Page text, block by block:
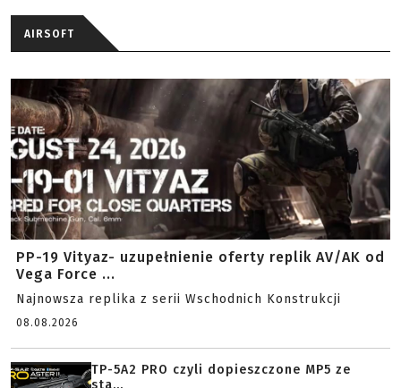
AIRSOFT
PP-19 Vityaz- uzupełnienie oferty replik AV/AK od
Vega Force ...
Najnowsza replika z serii Wschodnich Konstrukcji
08.08.2026
TP-5A2 PRO czyli dopieszczone MP5 ze